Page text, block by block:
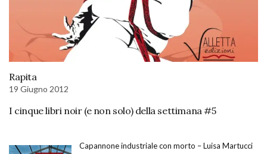
Rapita
19 Giugno 2012
I cinque libri noir (e non solo) della settimana #5
Capannone industriale con morto – Luisa Martucci